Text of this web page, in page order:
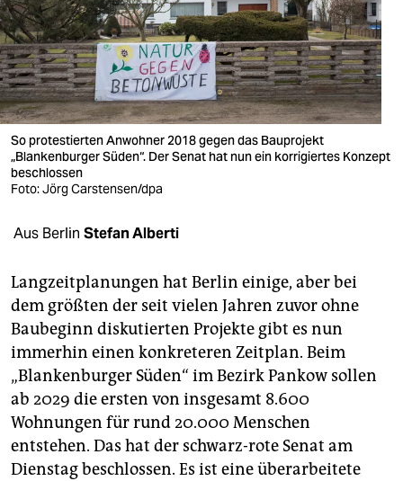
verlag
verlag
veranstaltungen
shop
fragen & hilfe
unterstützen
abo
epaper login
So protestierten Anwohner 2018 gegen das Bauprojekt
„Blankenburger Süden“. Der Senat hat nun ein korrigiertes Konzept
beschlossen
Foto: Jörg Carstensen/dpa
Aus Berlin Stefan Alberti
Langzeitplanungen hat Berlin einige, aber bei
dem größten der seit vielen Jahren zuvor ohne
Baubeginn diskutierten Projekte gibt es nun
immerhin einen konkreteren Zeitplan. Beim
„Blankenburger Süden“ im Bezirk Pankow sollen
ab 2029 die ersten von insgesamt 8.600
Wohnungen für rund 20.000 Menschen
entstehen. Das hat der schwarz-rote Senat am
Dienstag beschlossen. Es ist eine überarbeitete